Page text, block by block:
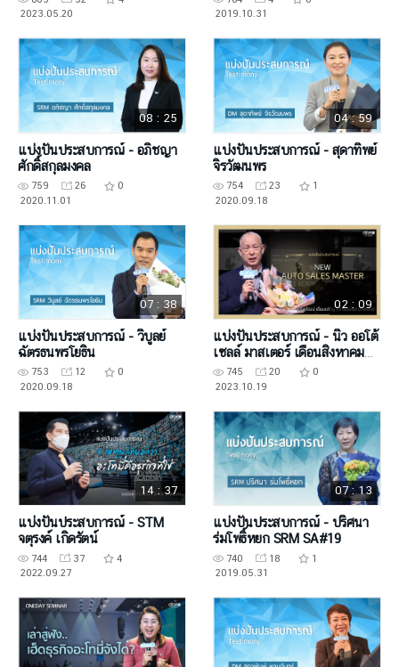
2023.05.20
2019.10.31
08 : 25
แบ่งปันประสบการณ์ - อภิชญา
ศักดิ์สกุลมงคล
759 26
0
2020.11.01
04 : 59
แบ่งปันประสบการณ์ - สุดาทิพย์
จิรวัฒนพร
754 23
1
2020.09.18
07 : 38
แบ่งปันประสบการณ์ - วิบูลย์
ฉัตรธนพรโยธิน
753 12
0
2020.09.18
02 : 09
แบ่งปันประสบการณ์ - นิว ออโต้
เซลล์ มาสเตอร์ เดือนสิงหาคม
2566
745 20
0
2023.10.19
14 : 37
แบ่งปันประสบการณ์ - STM
จตุรงค์ เกิดรัตน์
744 37
4
2022.09.27
07 : 13
แบ่งปันประสบการณ์ - ปริศนา
ร่มโพธิ์หยก SRM SA#19
740 18
1
2019.05.31